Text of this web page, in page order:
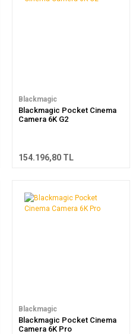
Blackmagic
Blackmagic Pocket Cinema
Camera 6K G2
154.196,80 TL
Blackmagic
Blackmagic Pocket Cinema
Camera 6K Pro